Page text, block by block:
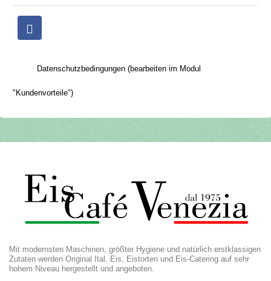
Datenschutzbedingungen (bearbeiten im Modul
"Kundenvorteile")
Mit modernsten Maschinen, größter Hygiene und natürlich erstklassigen
Zutaten werden Original Ital. Eis, Eistorten und Eis-Catering auf sehr
hohem Niveau hergestellt und angeboten.